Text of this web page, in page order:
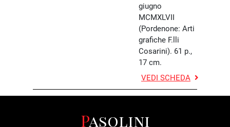
giugno
MCMXLVII
(Pordenone: Arti
grafiche F.lli
Cosarini). 61 p.,
17 cm.
VEDI SCHEDA
Pasolini